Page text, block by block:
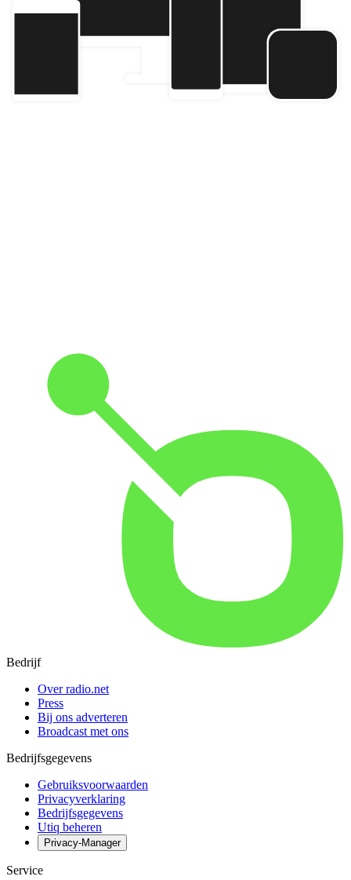
Bedrijf
Over radio.net
Press
Bij ons adverteren
Broadcast met ons
Bedrijfsgegevens
Gebruiksvoorwaarden
Privacyverklaring
Bedrijfsgegevens
Utiq beheren
Privacy-Manager
Service